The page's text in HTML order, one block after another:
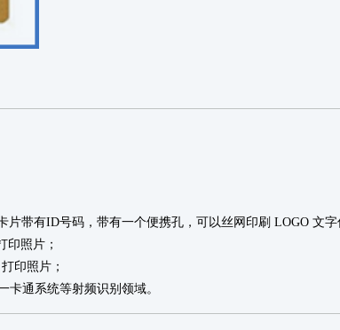
片带有ID号码，带有一个便携孔，可以丝网印刷 LOGO 文字
印照片；
印照片；
通系统等射频识别领域。